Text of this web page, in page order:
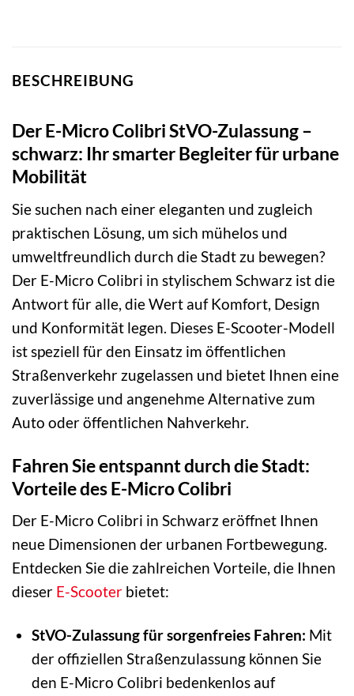
BESCHREIBUNG
Der E-Micro Colibri StVO-Zulassung –
schwarz: Ihr smarter Begleiter für urbane
Mobilität
Sie suchen nach einer eleganten und zugleich
praktischen Lösung, um sich mühelos und
umweltfreundlich durch die Stadt zu bewegen?
Der E-Micro Colibri in stylischem Schwarz ist die
Antwort für alle, die Wert auf Komfort, Design
und Konformität legen. Dieses E-Scooter-Modell
ist speziell für den Einsatz im öffentlichen
Straßenverkehr zugelassen und bietet Ihnen eine
zuverlässige und angenehme Alternative zum
Auto oder öffentlichen Nahverkehr.
Fahren Sie entspannt durch die Stadt:
Vorteile des E-Micro Colibri
Der E-Micro Colibri in Schwarz eröffnet Ihnen
neue Dimensionen der urbanen Fortbewegung.
Entdecken Sie die zahlreichen Vorteile, die Ihnen
dieser E-Scooter bietet:
StVO-Zulassung für sorgenfreies Fahren: Mit
der offiziellen Straßenzulassung können Sie
den E-Micro Colibri bedenkenlos auf